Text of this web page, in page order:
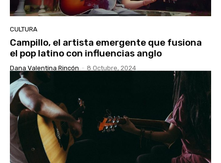
CULTURA
Campillo, el artista emergente que fusiona
el pop latino con influencias anglo
Dana Valentina Rincón - 8 Octubre, 2024